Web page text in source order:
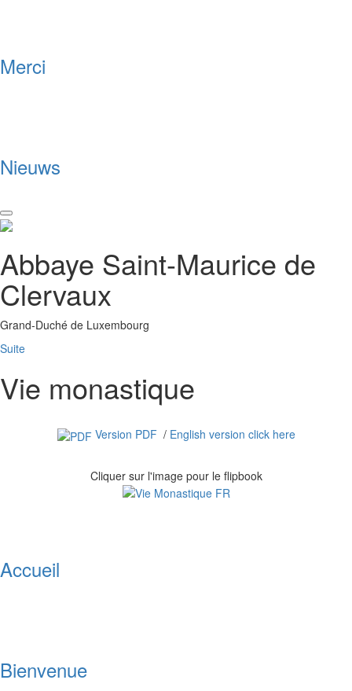
Merci
Nieuws
Toggle
navigation
Abbaye Saint-Maurice de
Clervaux
Grand-Duché de Luxembourg
Suite
Vie monastique
Version PDF /English version click here
Cliquer sur l'image pour le flipbook
Accueil
Bienvenue